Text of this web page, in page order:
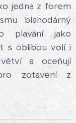
jedna z forem
blahodárný
plavání jako
s oblibou volí i
a oceňují
zotavení z